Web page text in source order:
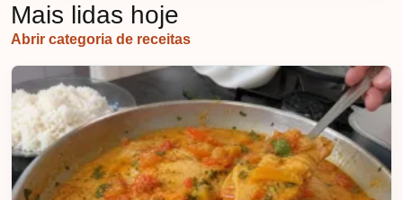
Mais lidas hoje
Abrir categoria de receitas